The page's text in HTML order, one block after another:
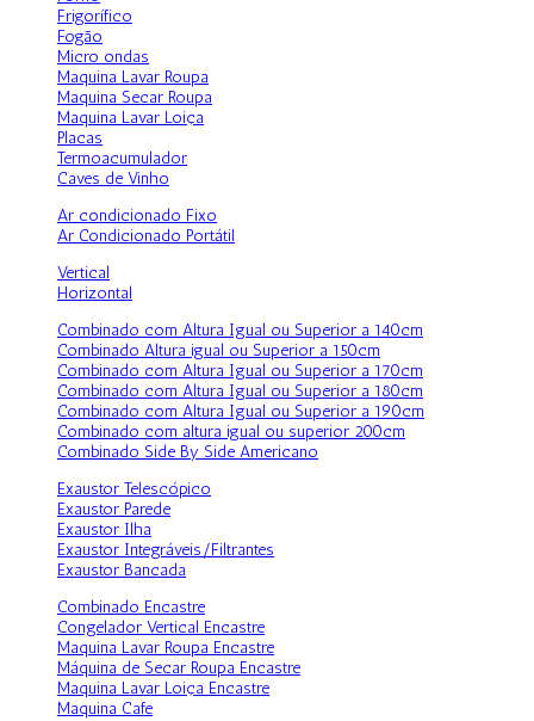
Frigorífico
Fogão
Micro ondas
Maquina Lavar Roupa
Maquina Secar Roupa
Maquina Lavar Loiça
Placas
Termoacumulador
Caves de Vinho
Ar condicionado Fixo
Ar Condicionado Portátil
Vertical
Horizontal
Combinado com Altura Igual ou Superior a 140cm
Combinado Altura igual ou Superior a 150cm
Combinado com Altura Igual ou Superior a 170cm
Combinado com Altura Igual ou Superior a 180cm
Combinado com Altura Igual ou Superior a 190cm
Combinado com altura igual ou superior 200cm
Combinado Side By Side Americano
Exaustor Telescópico
Exaustor Parede
Exaustor Ilha
Exaustor Integráveis/Filtrantes
Exaustor Bancada
Combinado Encastre
Congelador Vertical Encastre
Maquina Lavar Roupa Encastre
Máquina de Secar Roupa Encastre
Maquina Lavar Loiça Encastre
Maquina Cafe